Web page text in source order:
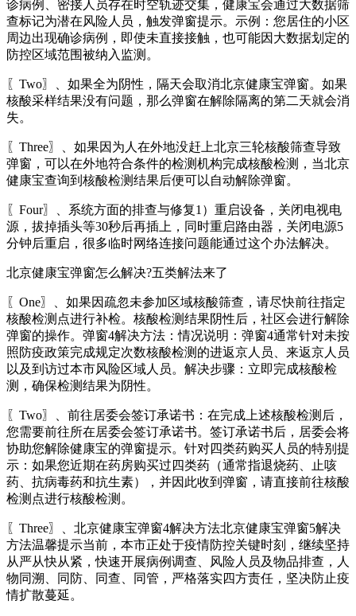
诊病例、密接人员存在时空轨迹交集，健康宝会通过大数据筛
查标记为潜在风险人员，触发弹窗提示。示例：您居住的小区
周边出现确诊病例，即使未直接接触，也可能因大数据划定的
防控区域范围被纳入监测。
〖Two〗、如果全为阴性，隔天会取消北京健康宝弹窗。如果
核酸采样结果没有问题，那么弹窗在解除隔离的第二天就会消
失。
〖Three〗、如果因为人在外地没赶上北京三轮核酸筛查导致
弹窗，可以在外地符合条件的检测机构完成核酸检测，当北京
健康宝查询到核酸检测结果后便可以自动解除弹窗。
〖Four〗、系统方面的排查与修复1）重启设备，关闭电视电
源，拔掉插头等30秒后再插上，同时重启路由器，关闭电源5
分钟后重启，很多临时网络连接问题能通过这个办法解决。
北京健康宝弹窗怎么解决?五类解法来了
〖One〗、如果因疏忽未参加区域核酸筛查，请尽快前往指定
核酸检测点进行补检。核酸检测结果阴性后，社区会进行解除
弹窗的操作。弹窗4解决方法：情况说明：弹窗4通常针对未按
照防疫政策完成规定次数核酸检测的进返京人员、来返京人员
以及到访过本市风险区域人员。解决步骤：立即完成核酸检
测，确保检测结果为阴性。
〖Two〗、前往居委会签订承诺书：在完成上述核酸检测后，
您需要前往所在居委会签订承诺书。签订承诺书后，居委会将
协助您解除健康宝的弹窗提示。针对四类药购买人员的特别提
示：如果您近期在药房购买过四类药（通常指退烧药、止咳
药、抗病毒药和抗生素），并因此收到弹窗，请直接前往核酸
检测点进行核酸检测。
〖Three〗、北京健康宝弹窗4解决方法北京健康宝弹窗5解决
方法温馨提示当前，本市正处于疫情防控关键时刻，继续坚持
从严从快从紧，快速开展病例调查、风险人员及物品排查，人
物同溯、同防、同查、同管，严格落实四方责任，坚决防止疫
情扩散蔓延。